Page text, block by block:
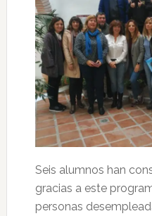
Seis alumnos han
gracias a este
personas